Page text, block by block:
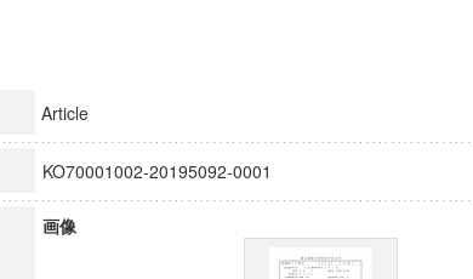
Article
KO70001002-20195092-0001
画像